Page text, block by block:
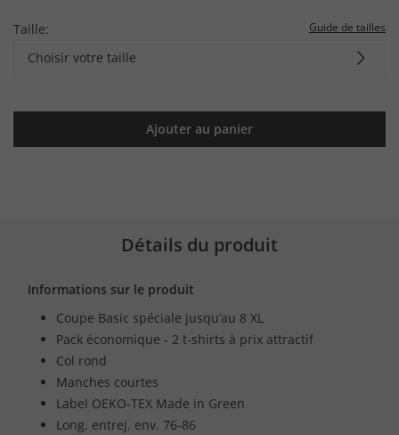
Taille: Guide de tailles
Choisir votre taille
Ajouter au panier
Détails du produit
Informations sur le produit
Coupe Basic spéciale jusqu’au 8 XL
Pack économique - 2 t-shirts à prix attractif
Col rond
Manches courtes
Label OEKO-TEX Made in Green
Long. entrej. env. 76-86